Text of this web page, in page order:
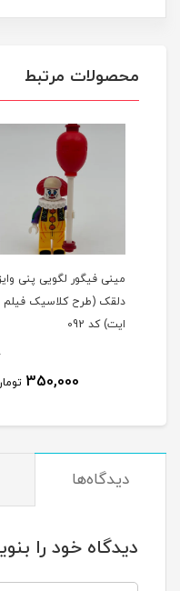
محصولات مرتبط
مینی فیگور لگویی پنی وایز
دلقک (طرح کلاسیک فیلم
ایت) کد 092
350,000
دیدگاه‌ها
دیدگاه خود را